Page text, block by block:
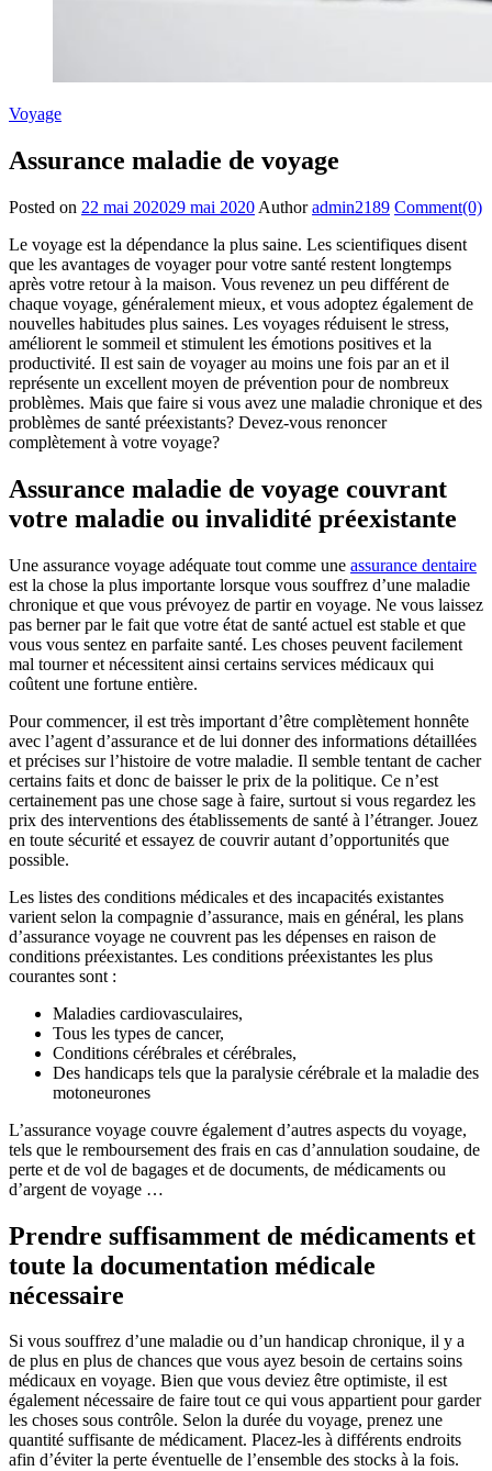
Voyage
Assurance maladie de voyage
Posted on 22 mai 202029 mai 2020 Author admin2189 Comment(0)
Le voyage est la dépendance la plus saine. Les scientifiques disent
que les avantages de voyager pour votre santé restent longtemps
après votre retour à la maison. Vous revenez un peu différent de
chaque voyage, généralement mieux, et vous adoptez également de
nouvelles habitudes plus saines. Les voyages réduisent le stress,
améliorent le sommeil et stimulent les émotions positives et la
productivité. Il est sain de voyager au moins une fois par an et il
représente un excellent moyen de prévention pour de nombreux
problèmes. Mais que faire si vous avez une maladie chronique et des
problèmes de santé préexistants? Devez-vous renoncer
complètement à votre voyage?
Assurance maladie de voyage couvrant
votre maladie ou invalidité préexistante
Une assurance voyage adéquate tout comme une assurance dentaire
est la chose la plus importante lorsque vous souffrez d’une maladie
chronique et que vous prévoyez de partir en voyage. Ne vous laissez
pas berner par le fait que votre état de santé actuel est stable et que
vous vous sentez en parfaite santé. Les choses peuvent facilement
mal tourner et nécessitent ainsi certains services médicaux qui
coûtent une fortune entière.
Pour commencer, il est très important d’être complètement honnête
avec l’agent d’assurance et de lui donner des informations détaillées
et précises sur l’histoire de votre maladie. Il semble tentant de cacher
certains faits et donc de baisser le prix de la politique. Ce n’est
certainement pas une chose sage à faire, surtout si vous regardez les
prix des interventions des établissements de santé à l’étranger. Jouez
en toute sécurité et essayez de couvrir autant d’opportunités que
possible.
Les listes des conditions médicales et des incapacités existantes
varient selon la compagnie d’assurance, mais en général, les plans
d’assurance voyage ne couvrent pas les dépenses en raison de
conditions préexistantes. Les conditions préexistantes les plus
courantes sont :
Maladies cardiovasculaires,
Tous les types de cancer,
Conditions cérébrales et cérébrales,
Des handicaps tels que la paralysie cérébrale et la maladie des
motoneurones
L’assurance voyage couvre également d’autres aspects du voyage,
tels que le remboursement des frais en cas d’annulation soudaine, de
perte et de vol de bagages et de documents, de médicaments ou
d’argent de voyage …
Prendre suffisamment de médicaments et
toute la documentation médicale
nécessaire
Si vous souffrez d’une maladie ou d’un handicap chronique, il y a
de plus en plus de chances que vous ayez besoin de certains soins
médicaux en voyage. Bien que vous deviez être optimiste, il est
également nécessaire de faire tout ce qui vous appartient pour garder
les choses sous contrôle. Selon la durée du voyage, prenez une
quantité suffisante de médicament. Placez-les à différents endroits
afin d’éviter la perte éventuelle de l’ensemble des stocks à la fois.